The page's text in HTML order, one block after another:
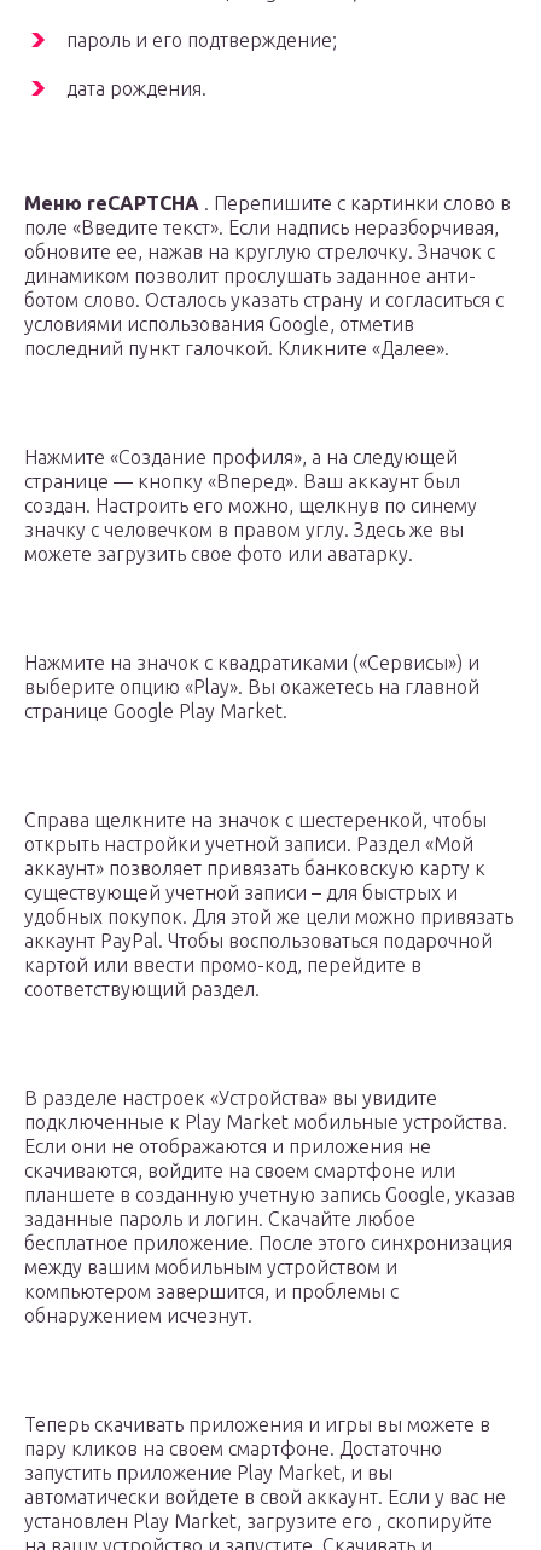
пароль и его подтверждение;
дата рождения.
Меню reCAPTCHA . Перепишите с картинки слово в
поле «Введите текст». Если надпись неразборчивая,
обновите ее, нажав на круглую стрелочку. Значок с
динамиком позволит прослушать заданное анти-
ботом слово. Осталось указать страну и согласиться с
условиями использования Google, отметив
последний пункт галочкой. Кликните «Далее».
Нажмите «Создание профиля», а на следующей
странице — кнопку «Вперед». Ваш аккаунт был
создан. Настроить его можно, щелкнув по синему
значку с человечком в правом углу. Здесь же вы
можете загрузить свое фото или аватарку.
Нажмите на значок с квадратиками («Сервисы») и
выберите опцию «Play». Вы окажетесь на главной
странице Google Play Market.
Справа щелкните на значок с шестеренкой, чтобы
открыть настройки учетной записи. Раздел «Мой
аккаунт» позволяет привязать банковскую карту к
существующей учетной записи – для быстрых и
удобных покупок. Для этой же цели можно привязать
аккаунт PayPal. Чтобы воспользоваться подарочной
картой или ввести промо-код, перейдите в
соответствующий раздел.
В разделе настроек «Устройства» вы увидите
подключенные к Play Market мобильные устройства.
Если они не отображаются и приложения не
скачиваются, войдите на своем смартфоне или
планшете в созданную учетную запись Google, указав
заданные пароль и логин. Скачайте любое
бесплатное приложение. После этого синхронизация
между вашим мобильным устройством и
компьютером завершится, и проблемы с
обнаружением исчезнут.
Теперь скачивать приложения и игры вы можете в
пару кликов на своем смартфоне. Достаточно
запустить приложение Play Market, и вы
автоматически войдете в свой аккаунт. Если у вас не
установлен Play Market, загрузите его , скопируйте
на вашу устройство и запустите. Скачивать и